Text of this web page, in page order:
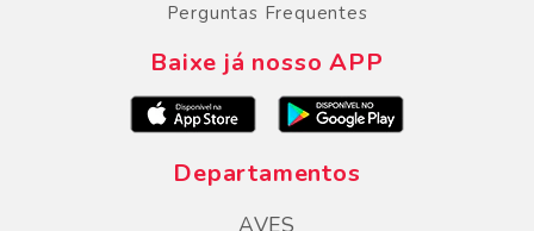
Perguntas Frequentes
Baixe já nosso APP
Departamentos
AVES